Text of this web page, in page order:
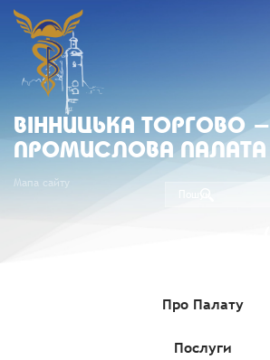
ВIННИЦЬКА ТОРГОВО -
ПРОМИСЛОВА ПАЛАТА
Мапа сайту
Про Палату
Послуги
Захист бізнесу»